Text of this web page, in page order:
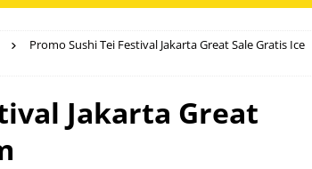
Promo Sushi Tei Festival Jakarta Great Sale Gratis Ice
Jakarta Great